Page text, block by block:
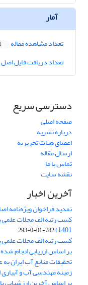
آمار
تعداد مشاهده مقاله
تعداد دریافت فایل اصل
دسترسی سریع
صفحه اصلی
درباره نشریه
اعضای هیات تحریریه
ارسال مقاله
تماس با ما
نقشه سایت
آخرین اخبار
تمدید فراخوان ویژه‌نامه
1401)
782-01-0-293
کسب رتبه الف مجلات علمی
تحقیقات منابع آب ایران
زمینه مهندسی آب و